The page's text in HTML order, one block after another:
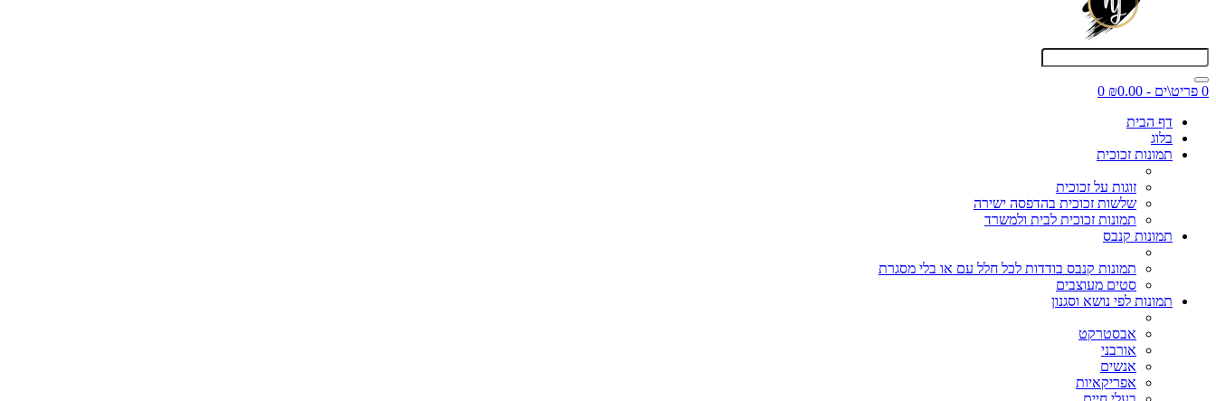
0 פריט\ים - ₪0.00
0
דף הבית
בלוג
תמונות זכוכית
זוגות על זכוכית
שלשות זכוכית בהדפסה ישירה
תמונות זכוכית לבית ולמשרד
תמונות קנבס
תמונות קנבס בודדות לכל חלל עם או בלי מסגרת
סטים מעוצבים
תמונות לפי נושא וסגנון
אבסטרקט
אורבני
אנשים
אפריקאיות